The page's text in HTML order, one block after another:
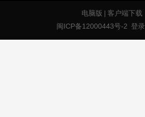
电脑版 | 客户端下载
闽ICP备12000443号-2 登录